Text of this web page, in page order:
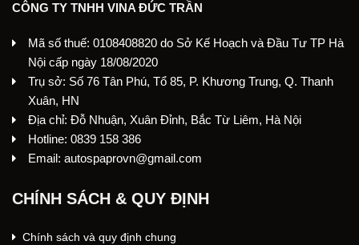
CÔNG TY TNHH VINA ĐỨC TRẦN
Mã số thuế: 0108408820 do Sở Kế Hoạch và Đầu Tư TP Hà
Nội cấp ngày 18/08/2020
Trụ sở: Số 76 Tân Phú, Tổ 85, P. Khương Trung, Q. Thanh
Xuân, HN
Địa chỉ: Đỗ Nhuận, Xuân Đỉnh, Bắc Từ Liêm, Hà Nội
Hotline: 0839 158 386
Email: autospaprovn@gmail.com
CHÍNH SÁCH & QUY ĐỊNH
Chính sách và quy định chung